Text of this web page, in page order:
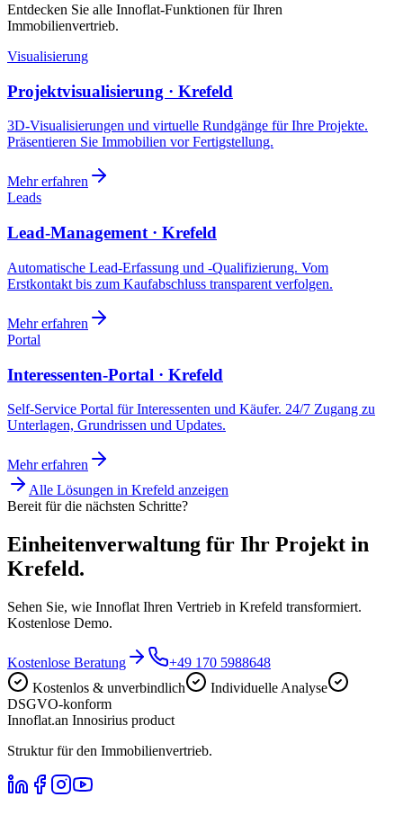
Entdecken Sie alle Innoflat-Funktionen für Ihren
Immobilienvertrieb.
Visualisierung
Projektvisualisierung · Krefeld
3D-Visualisierungen und virtuelle Rundgänge für Ihre Projekte.
Präsentieren Sie Immobilien vor Fertigstellung.
Mehr erfahren
Leads
Lead-Management · Krefeld
Automatische Lead-Erfassung und -Qualifizierung. Vom
Erstkontakt bis zum Kaufabschluss transparent verfolgen.
Mehr erfahren
Portal
Interessenten-Portal · Krefeld
Self-Service Portal für Interessenten und Käufer. 24/7 Zugang zu
Unterlagen, Grundrissen und Updates.
Mehr erfahren
Alle Lösungen in Krefeld anzeigen
Bereit für die nächsten Schritte?
Einheitenverwaltung für Ihr Projekt in
Krefeld.
Sehen Sie, wie Innoflat Ihren Vertrieb in Krefeld transformiert.
Kostenlose Demo.
Kostenlose Beratung
+49 170 5988648
Kostenlos & unverbindlich
Individuelle Analyse
DSGVO-konform
Innoflat.an Innosirius product
Struktur für den Immobilienvertrieb.